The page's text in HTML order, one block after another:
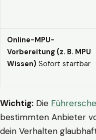
Online-MPU-
Vorbereitung (z. B. MPU
Wissen) Sofort startbar
Wichtig: Die
bestimmten Anbieter
dein Verhalten